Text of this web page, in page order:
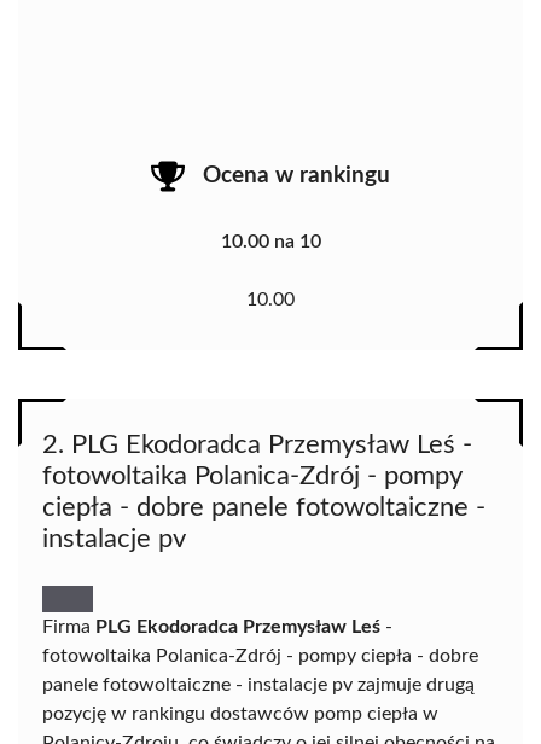
Ocena w rankingu
10.00 na 10
10.00
2. PLG Ekodoradca Przemysław Leś -
fotowoltaika Polanica-Zdrój - pompy
ciepła - dobre panele fotowoltaiczne -
instalacje pv
Firma PLG Ekodoradca Przemysław Leś -
fotowoltaika Polanica-Zdrój - pompy ciepła - dobre
panele fotowoltaiczne - instalacje pv zajmuje drugą
pozycję w rankingu dostawców pomp ciepła w